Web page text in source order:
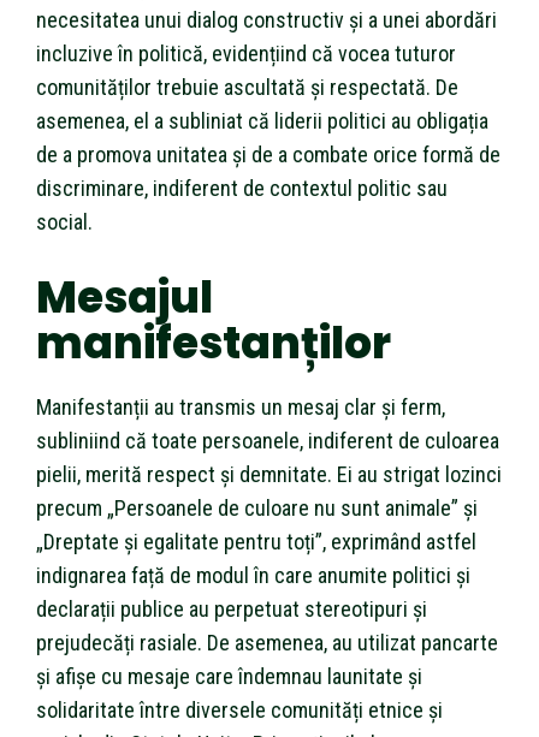
necesitatea unui dialog constructiv și a unei abordări
incluzive în politică, evidențiind că vocea tuturor
comunităților trebuie ascultată și respectată. De
asemenea, el a subliniat că liderii politici au obligația
de a promova unitatea și de a combate orice formă de
discriminare, indiferent de contextul politic sau
social.
Mesajul
manifestanților
Manifestanții au transmis un mesaj clar și ferm,
subliniind că toate persoanele, indiferent de culoarea
pielii, merită respect și demnitate. Ei au strigat lozinci
precum „Persoanele de culoare nu sunt animale” și
„Dreptate și egalitate pentru toți”, exprimând astfel
indignarea față de modul în care anumite politici și
declarații publice au perpetuat stereotipuri și
prejudecăți rasiale. De asemenea, au utilizat pancarte
și afișe cu mesaje care îndemnau launitate și
solidaritate între diversele comunități etnice și